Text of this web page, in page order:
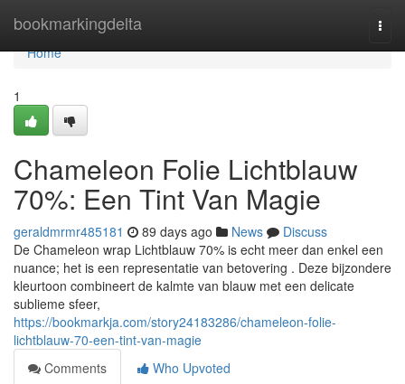
bookmarkingdelta
Home
Home
1
Chameleon Folie Lichtblauw
70%: Een Tint Van Magie
geraldmrmr485181 89 days ago News
Discuss
De Chameleon wrap Lichtblauw 70% is echt meer dan enkel een
nuance; het is een representatie van betovering . Deze bijzondere
kleurtoon combineert de kalmte van blauw met een delicate
sublieme sfeer,
https://bookmarkja.com/story24183286/chameleon-folie-
lichtblauw-70-een-tint-van-magie
Comments
Who Upvoted